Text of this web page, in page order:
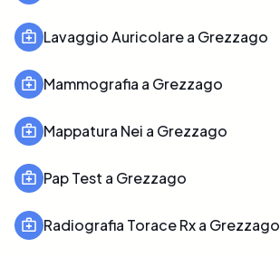
Lavaggio Auricolare a Grezzago
Mammografia a Grezzago
Mappatura Nei a Grezzago
Pap Test a Grezzago
Radiografia Torace Rx a Grezzago